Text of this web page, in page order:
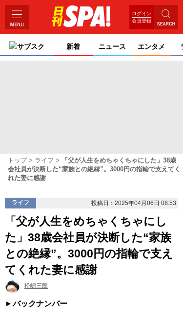
ログイン
会員登録
サブスク 新着 ニュース エンタメ
トップ ライフ
「父が人生をめちゃくちゃにした」38歳
会社員が決断した“家族との絶縁”。3000円の指輪で支えてく
れた妻に感謝
ライフ 投稿日：2025年04月06日 08:53
「父が人生をめちゃくちゃにし
た」38歳会社員が決断した“家族
との絶縁”。3000円の指輪で支え
てくれた妻に感謝
松嶋三郎
バックナンバー